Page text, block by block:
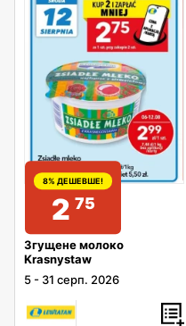
8% ДЕШЕВШЕ!
2 75
Згущене молоко
Krasnystaw
5 - 31 серп. 2026